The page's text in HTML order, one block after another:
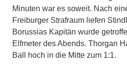
Minuten war es soweit. Nach
Freiburger Strafraum liefen
Borussias Kapitän wurde
Elfmeter des Abends. Thorgan
Ball hoch in die Mitte zum 1:1.